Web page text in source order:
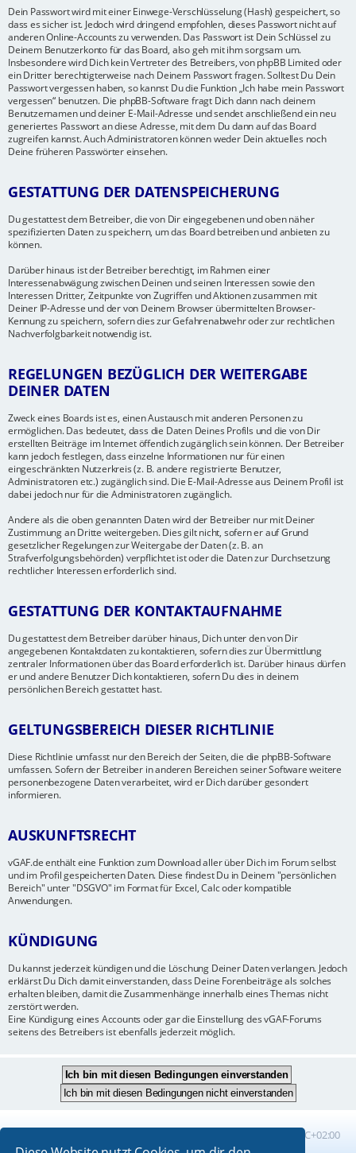
Dein Passwort wird mit einer Einwege-Verschlüsselung (Hash) gespeichert, so
dass es sicher ist. Jedoch wird dringend empfohlen, dieses Passwort nicht auf
anderen Online-Accounts zu verwenden. Das Passwort ist Dein Schlüssel zu
Deinem Benutzerkonto für das Board, also geh mit ihm sorgsam um.
Insbesondere wird Dich kein Vertreter des Betreibers, von phpBB Limited oder
ein Dritter berechtigterweise nach Deinem Passwort fragen. Solltest Du Dein
Passwort vergessen haben, so kannst Du die Funktion „Ich habe mein Passwort
vergessen“ benutzen. Die phpBB-Software fragt Dich dann nach deinem
Benutzernamen und deiner E-Mail-Adresse und sendet anschließend ein neu
generiertes Passwort an diese Adresse, mit dem Du dann auf das Board
zugreifen kannst. Auch Administratoren können weder Dein aktuelles noch
Deine früheren Passwörter einsehen.
GESTATTUNG DER DATENSPEICHERUNG
Du gestattest dem Betreiber, die von Dir eingegebenen und oben näher
spezifizierten Daten zu speichern, um das Board betreiben und anbieten zu
können.
Darüber hinaus ist der Betreiber berechtigt, im Rahmen einer
Interessenabwägung zwischen Deinen und seinen Interessen sowie den
Interessen Dritter, Zeitpunkte von Zugriffen und Aktionen zusammen mit
Deiner IP-Adresse und der von Deinem Browser übermittelten Browser-
Kennung zu speichern, sofern dies zur Gefahrenabwehr oder zur rechtlichen
Nachverfolgbarkeit notwendig ist.
REGELUNGEN BEZÜGLICH DER WEITERGABE
DEINER DATEN
Zweck eines Boards ist es, einen Austausch mit anderen Personen zu
ermöglichen. Das bedeutet, dass die Daten Deines Profils und die von Dir
erstellten Beiträge im Internet öffentlich zugänglich sein können. Der Betreiber
kann jedoch festlegen, dass einzelne Informationen nur für einen
eingeschränkten Nutzerkreis (z. B. andere registrierte Benutzer,
Administratoren etc.) zugänglich sind. Die E-Mail-Adresse aus Deinem Profil ist
dabei jedoch nur für die Administratoren zugänglich.
Andere als die oben genannten Daten wird der Betreiber nur mit Deiner
Zustimmung an Dritte weitergeben. Dies gilt nicht, sofern er auf Grund
gesetzlicher Regelungen zur Weitergabe der Daten (z. B. an
Strafverfolgungsbehörden) verpflichtet ist oder die Daten zur Durchsetzung
rechtlicher Interessen erforderlich sind.
GESTATTUNG DER KONTAKTAUFNAHME
Du gestattest dem Betreiber darüber hinaus, Dich unter den von Dir
angegebenen Kontaktdaten zu kontaktieren, sofern dies zur Übermittlung
zentraler Informationen über das Board erforderlich ist. Darüber hinaus dürfen
er und andere Benutzer Dich kontaktieren, sofern Du dies in deinem
persönlichen Bereich gestattet hast.
GELTUNGSBEREICH DIESER RICHTLINIE
Diese Richtlinie umfasst nur den Bereich der Seiten, die die phpBB-Software
umfassen. Sofern der Betreiber in anderen Bereichen seiner Software weitere
personenbezogene Daten verarbeitet, wird er Dich darüber gesondert
informieren.
AUSKUNFTSRECHT
vGAF.de enthält eine Funktion zum Download aller über Dich im Forum selbst
und im Profil gespeicherten Daten. Diese findest Du in Deinem "persönlichen
Bereich" unter "DSGVO" im Format für Excel, Calc oder kompatible
Anwendungen.
KÜNDIGUNG
Du kannst jederzeit kündigen und die Löschung Deiner Daten verlangen. Jedoch
erklärst Du Dich damit einverstanden, dass Deine Forenbeiträge als solches
erhalten bleiben, damit die Zusammenhänge innerhalb eines Themas nicht
zerstört werden.
Eine Kündigung eines Accounts oder gar die Einstellung des vGAF-Forums
seitens des Betreibers ist ebenfalls jederzeit möglich.
UTC+02:00